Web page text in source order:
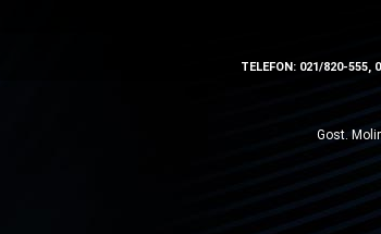
TELEFON: 021/820-
Gost.